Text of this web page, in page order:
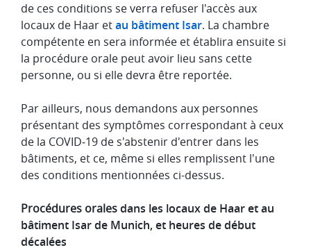
de ces conditions se verra refuser l'accès aux
locaux de Haar etau bâtiment Isar. La chambre
compétente en sera informée et établira ensuite si
la procédure orale peut avoir lieu sans cette
personne, ou si elle devra être reportée.
Par ailleurs, nous demandons aux personnes
présentant des symptômes correspondant à ceux
de la COVID‑19 de s'abstenir d'entrer dans les
bâtiments, et ce, même si elles remplissent l'une
des conditions mentionnées ci-dessus.
Procédures oralesdans les locaux de Haar et au
bâtiment Isar de Munich, et heures de début
décalées